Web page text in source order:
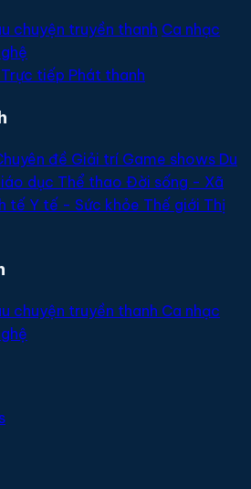
chuyện truyền thanh Ca nhạc
Trực tiếp Phát thanh
đề Giải trí Game shows Du
dục Thể thao Đời sống - Xã
tế Y tế - Sức khỏe Thế giới Thị
chuyện truyền thanh Ca nhạc